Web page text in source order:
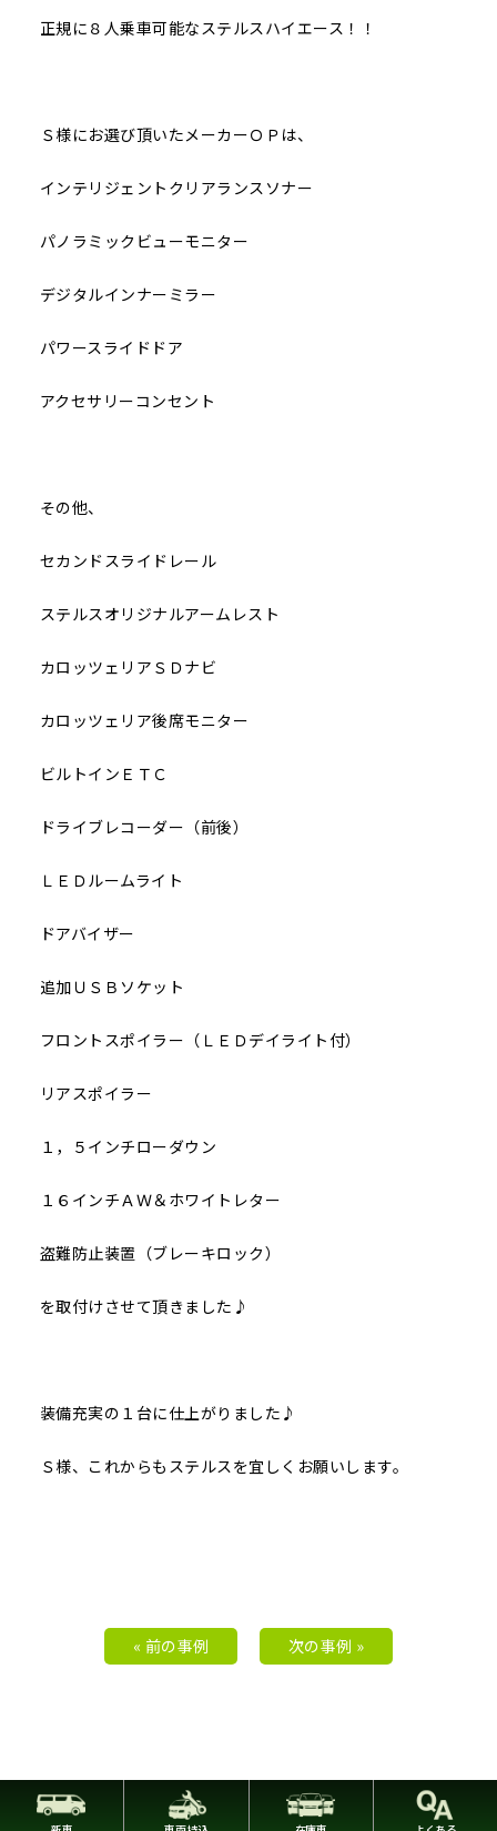
正規に８人乗車可能なステルスハイエース！！
Ｓ様にお選び頂いたメーカーＯＰは、
インテリジェントクリアランスソナー
パノラミックビューモニター
デジタルインナーミラー
パワースライドドア
アクセサリーコンセント
その他、
セカンドスライドレール
ステルスオリジナルアームレスト
カロッツェリアＳＤナビ
カロッツェリア後席モニター
ビルトインＥＴＣ
ドライブレコーダー（前後）
ＬＥＤルームライト
ドアバイザー
追加ＵＳＢソケット
フロントスポイラー（ＬＥＤデイライト付）
リアスポイラー
１，５インチローダウン
１６インチＡＷ＆ホワイトレター
盗難防止装置（ブレーキロック）
を取付けさせて頂きました♪
装備充実の１台に仕上がりました♪
Ｓ様、これからもステルスを宜しくお願いします。
« 前の事例 次の事例 »